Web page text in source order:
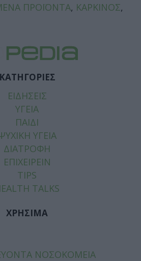
ΠΡΟΪΟΝΤΑ, ΚΑΡΚΙΝΟΣ,
ΚΑΤΗΓΟΡΙΕΣ
ΕΙΔΗΣΕΙΣ
ΥΓΕΙΑ
ΠΑΙΔΙ
ΥΓΕΙΑ
ΔΙΑΤΡΟΦΗ
ΕΠΙΧΕΙΡΕΙΝ
TIPS
TALKS
ΧΡΗΣΙΜΑ
ΝΟΣΟΚΟΜΕΙΑ